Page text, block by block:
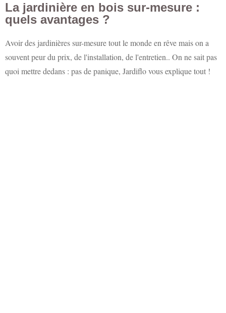
La jardinière en bois sur-mesure :
quels avantages ?
Avoir des jardinières sur-mesure tout le monde en rêve mais on a
souvent peur du prix, de l'installation, de l'entretien.. On ne sait pas
quoi mettre dedans : pas de panique, Jardiflo vous explique tout !